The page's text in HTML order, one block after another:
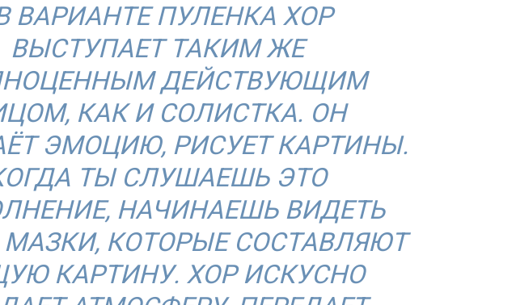
ВАРИАНТЕ ПУЛЕНКА ХОР
ВЫСТУПАЕТ ТАКИМ ЖЕ
ДЕЙСТВУЮЩИМ
КАК И СОЛИСТКА. ОН
ЭМОЦИЮ, РИСУЕТ КАРТИНЫ.
ТЫ СЛУШАЕШЬ ЭТО
НАЧИНАЕШЬ ВИДЕТЬ
МАЗКИ, КОТОРЫЕ СОСТАВЛЯЮТ
КАРТИНУ. ХОР ИСКУСНО